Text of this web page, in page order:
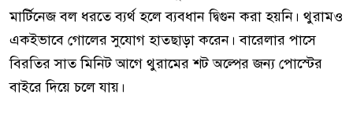
মার্টিনেজ বল ধরতে ব্যর্থ হলে ব্যবধান দ্বিগুন করা হয়নি। থুরামও
একইভাবে গোলের সুযোগ হাতছাড়া করেন। বারেলার পাসে
বিরতির সাত মিনিট আগে থুরামের শট অল্পের জন্য পোস্টের
বাইরে দিয়ে চলে যায়।